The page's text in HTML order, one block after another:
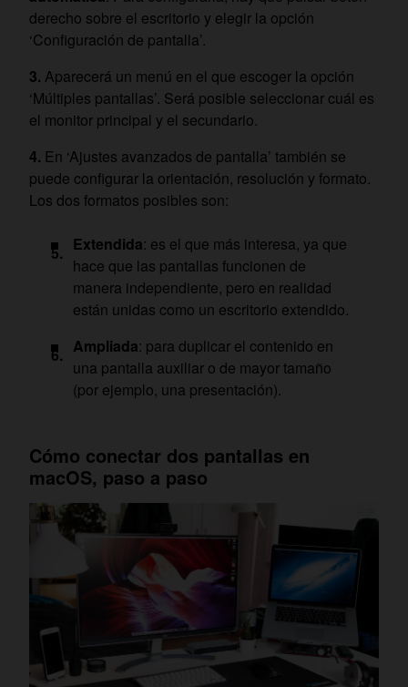
derecho sobre el escritorio y elegir la opción
‘Configuración de pantalla’.
Aparecerá un menú en el que escoger la opción
‘Múltiples pantallas’. Será posible seleccionar cuál es
el monitor principal y el secundario.
En ‘Ajustes avanzados de pantalla’ también se
puede configurar la orientación, resolución y formato.
Los dos formatos posibles son:
Extendida: es el que más interesa, ya que
hace que las pantallas funcionen de
manera independiente, pero en realidad
están unidas como un escritorio extendido.
Ampliada: para duplicar el contenido en
una pantalla auxiliar o de mayor tamaño
(por ejemplo, una presentación).
Cómo conectar dos pantallas en
macOS, paso a paso